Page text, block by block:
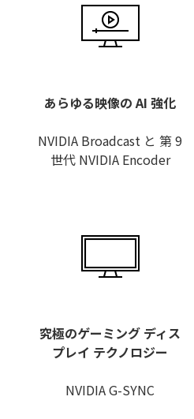
あらゆる映像の AI 強化
NVIDIA Broadcast と 第 9
世代 NVIDIA Encoder
究極のゲーミング ディス
プレイ テクノロジー
NVIDIA G-SYNC